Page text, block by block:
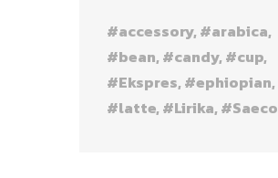
accessory
arabica
bean
candy
cup
Ekspres
ephiopian
latte
Lirika Saeco